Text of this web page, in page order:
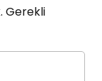
Gerekli